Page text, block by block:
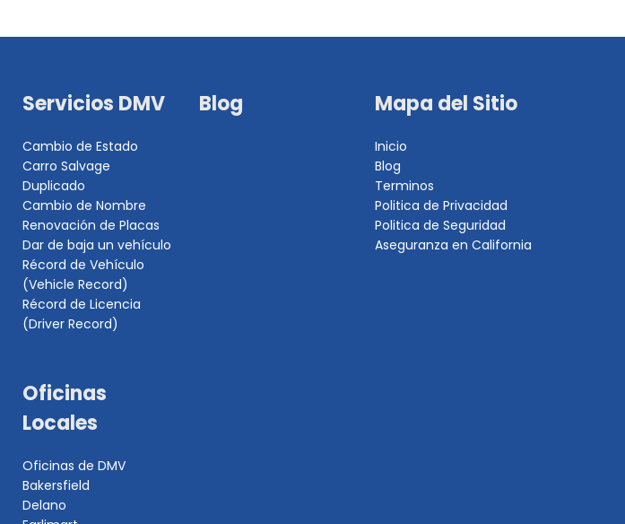
Servicios DMV
Cambio de Estado
Carro Salvage
Duplicado
Cambio de Nombre
Renovación de Placas
Dar de baja un vehículo
Récord de Vehículo
(Vehicle Record)
Récord de Licencia
(Driver Record)
Oficinas
Locales
Oficinas de DMV
Bakersfield
Delano
Blog Mapa del Sitio
Inicio
Blog
Terminos
Politica de Privacidad
Politica de Seguridad
Aseguranza en California